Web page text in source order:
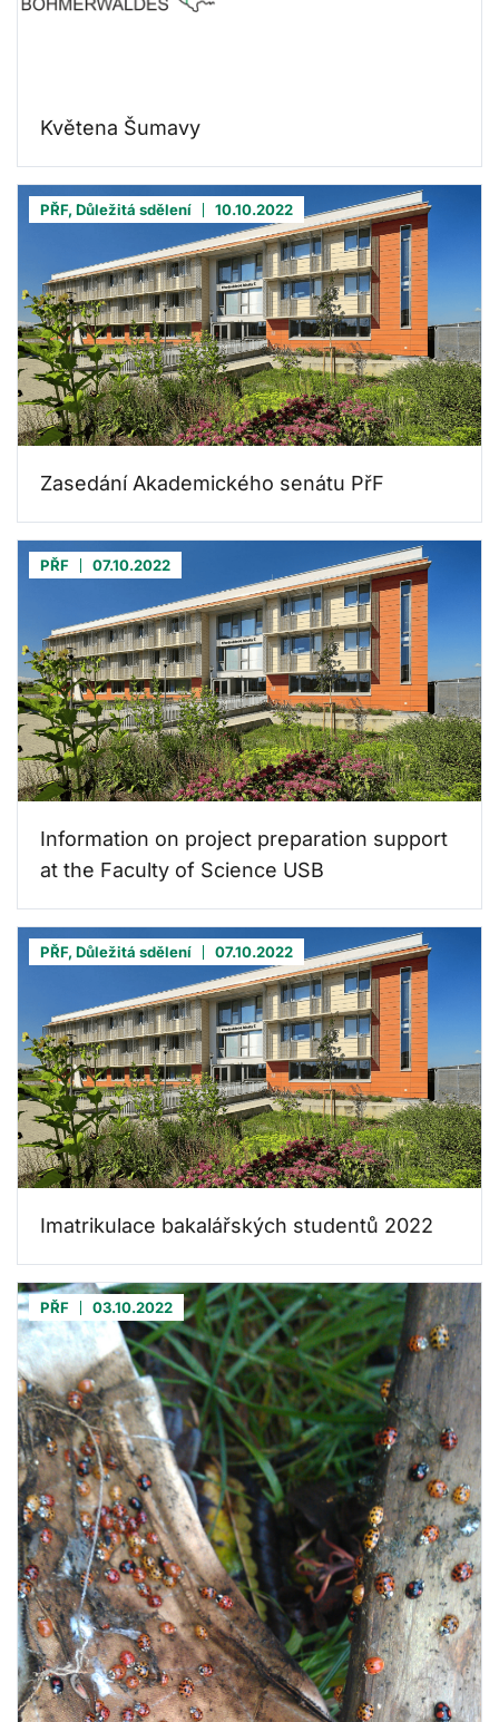
Květena Šumavy
PŘF, Důležitá sdělení 10.10.2022
Zasedání Akademického senátu PřF
PŘF 07.10.2022
Information on project preparation support
at the Faculty of Science USB
PŘF, Důležitá sdělení 07.10.2022
Imatrikulace bakalářských studentů 2022
PŘF 03.10.2022